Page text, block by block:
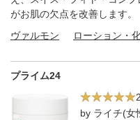
がお肌の欠点を改善します
ヴァルモン
ローション・
プライム24
by ライチ(女